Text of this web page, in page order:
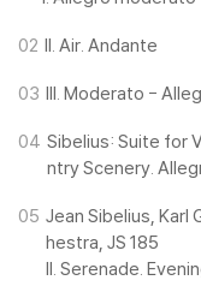
02 II. Air. Andante
03 III. Moderato -
04 Sibelius: Suite for
ntry Scenery.
05 Jean Sibelius, Karl
hestra, JS 185
II. Serenade.